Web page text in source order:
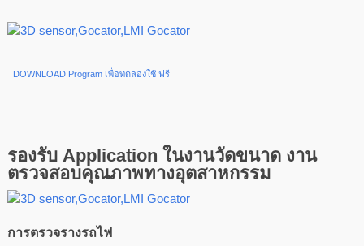
DOWNLOAD Program เพื่อทดลองใช้ ฟรี
รองรับ Application ในงานวัดขนาด งาน
ตรวจสอบคุณภาพทางอุตสาหกรรม
การตรวจรางรถไฟ